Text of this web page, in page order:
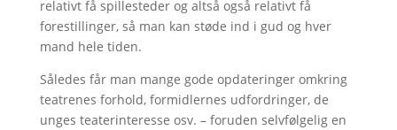
relativt få spillesteder og altså også relativt få
forestillinger, så man kan støde ind i gud og hver
mand hele tiden.
Således får man mange gode opdateringer omkring
teatrenes forhold, formidlernes udfordringer, de
unges teaterinteresse osv. – foruden selvfølgelig en